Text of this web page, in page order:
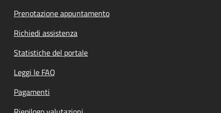
Prenotazione appuntamento
Richiedi assistenza
Statistiche del portale
Leggi le FAQ
Pagamenti